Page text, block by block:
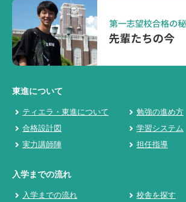
東進について
ティエラ・東進について
勉強の進め方
合格設計図
学習システム
実力講師陣
担任指導
入学までの流れ
入学までの流れ
校舎を探す